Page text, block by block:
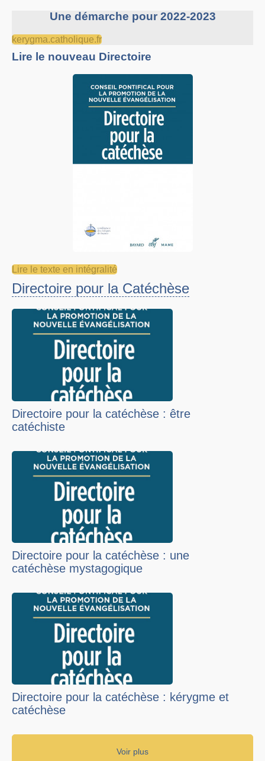
Une démarche pour 2022-2023
kerygma.catholique.fr
Lire le nouveau Directoire
Lire le texte en intégralité
Directoire pour la Catéchèse
Directoire pour la catéchèse : être
catéchiste
Directoire pour la catéchèse : une
catéchèse mystagogique
Directoire pour la catéchèse : kérygme et
catéchèse
Voir plus